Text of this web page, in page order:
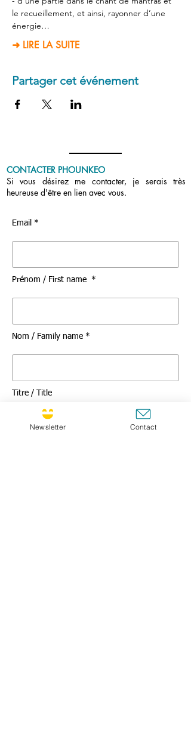
le recueillement, et ainsi, rayonner d’une
énergie…
➜ LIRE LA SUITE
Partager cet événement
CONTACTER PHOUNKEO
Si vous désirez me contacter, je serais très
heureuse d'être en lien avec vous.
Email *
Prénom / First name *
Nom / Family name *
Titre / Title
Newsletter Contact